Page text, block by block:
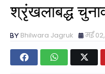
श्रृंखलाबद्ध
Bhilwara Jagruk मई